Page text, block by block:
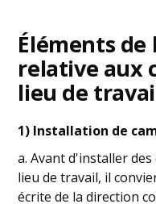
Éléments
relative aux
lieu de
1) Installation de
a. Avant d'installer
lieu de travail, il
écrite de la direction